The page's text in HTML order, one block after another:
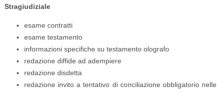
Stragiudiziale
esame contratti
esame testamento
informazioni specifiche su testamento olografo
redazione diffide ad adempiere
redazione disdetta
redazione invito a tentativo di conciliazione obbligatorio nelle